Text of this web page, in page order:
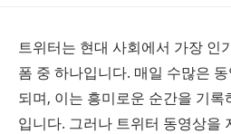
트위터는 현대 사회에서 가장 인
폼 중 하나입니다. 매일 수많은
되며, 이는 흥미로운 순간을 기
입니다. 그러나 트위터 동영상을